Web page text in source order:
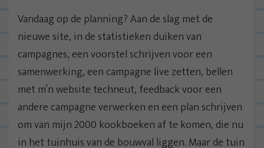
Vandaag op de planning? Aan de slag met de
nieuwe site, in de statistieken duiken van
campagnes, een voorstel schrijven voor een
samenwerking, een campagne live zetten, bellen
met m’n website techneut, feedback voor een
andere campagne verwerken en een plan schrijven
om van mijn 2000 kookboeken af te komen, die nu
in het tuinhuis van de bouwval liggen. Maar de tuin